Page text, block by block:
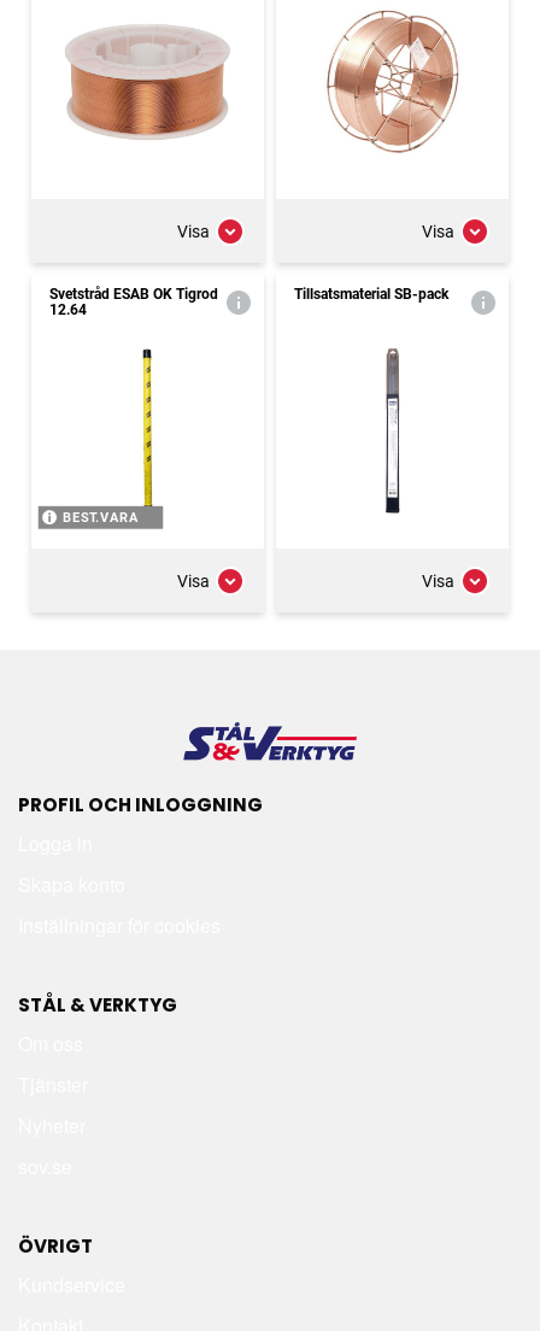
Visa Visa
Svetstråd ESAB OK Tigrod
12.64
BEST.VARA
Visa
Tillsatsmaterial SB-pack
Visa
PROFIL OCH INLOGGNING
STÅL & VERKTYG
ÖVRIGT